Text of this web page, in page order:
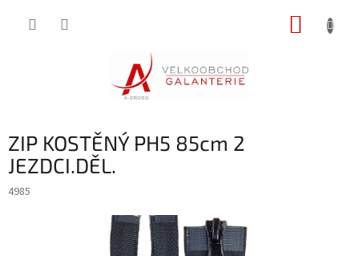
ZIP KOSTĚNÝ PH5 85cm 2
JEZDCI.DĚL.
4985